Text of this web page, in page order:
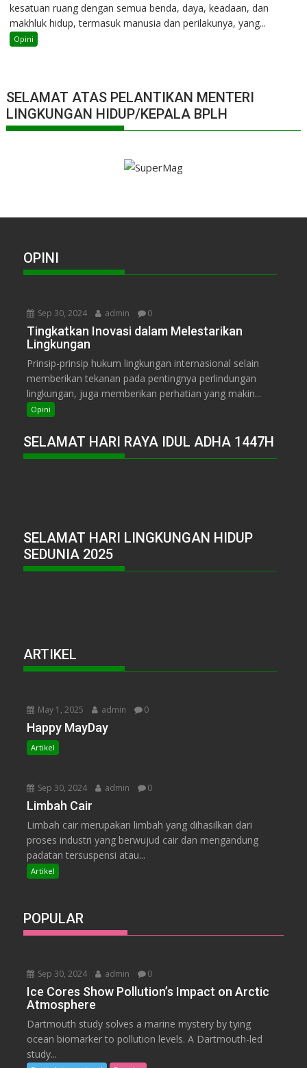
kesatuan ruang dengan semua benda, daya, keadaan, dan
makhluk hidup, termasuk manusia dan perilakunya, yang...
Opini
SELAMAT ATAS PELANTIKAN MENTERI
LINGKUNGAN HIDUP/KEPALA BPLH
OPINI
Sep 30, 2024 admin 0
Tingkatkan Inovasi dalam Melestarikan
Lingkungan
Prinsip-prinsip hukum lingkungan internasional selain
memberikan tekanan pada pentingnya perlindungan
lingkungan, juga memberikan perhatian yang makin...
Opini
SELAMAT HARI RAYA IDUL ADHA 1447H
SELAMAT HARI LINGKUNGAN HIDUP
SEDUNIA 2025
ARTIKEL
May 1, 2025 admin 0
Happy MayDay
Artikel
Sep 30, 2024 admin 0
Limbah Cair
Limbah cair merupakan limbah yang dihasilkan dari
proses industri yang berwujud cair dan mengandung
padatan tersuspensi atau...
Artikel
POPULAR
Sep 30, 2024 admin 0
Ice Cores Show Pollution’s Impact on Arctic
Atmosphere
Dartmouth study solves a marine mystery by tying
ocean biomarker to pollution levels. A Dartmouth-led
study...